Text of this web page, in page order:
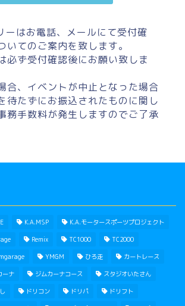
ーはお電話、メールにて受付確
いてのご案内を致します。
必ず受付確認後にお願い致しま
合、イベントが中止となった場合
待たずにお振込されたものに関し
務手数料が発生しますのでご了承
K.A.MSP K.A.モータースポーツプロジェクト
Remix TC1000 TC2000
YMGM ひろ走 カートレース
ーナ ジムカーナコース スタジオいたさん
ドリコン ドリパ ドリフト